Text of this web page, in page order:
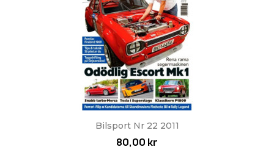
Bilsport Nr 22 2011
80,00 kr